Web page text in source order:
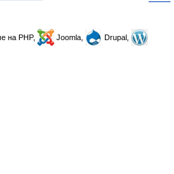
на PHP, Joomla,
Drupal,